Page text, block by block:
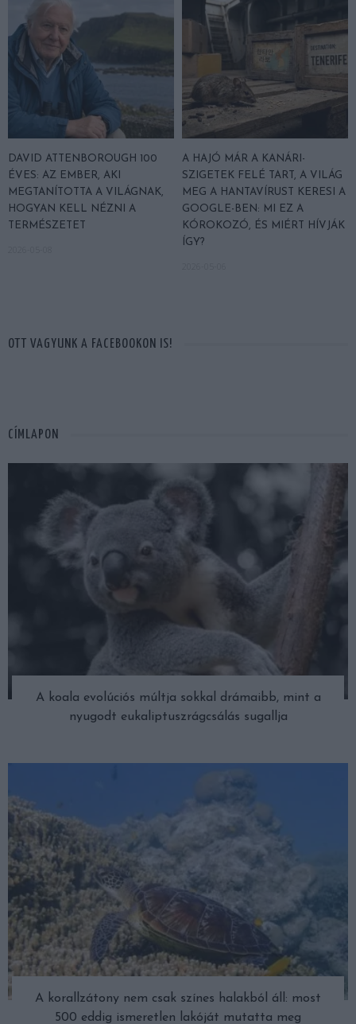
DAVID ATTENBOROUGH 100
ÉVES: AZ EMBER, AKI
MEGTANÍTOTTA A VILÁGNAK,
HOGYAN KELL NÉZNI A
TERMÉSZETET
A HAJÓ MÁR A KANÁRI-
SZIGETEK FELÉ TART, A VILÁG
MEG A HANTAVÍRUST KERESI A
GOOGLE-BEN: MI EZ A
KÓROKOZÓ, ÉS MIÉRT HÍVJÁK
ÍGY?
OTT VAGYUNK A FACEBOOKON IS!
CÍMLAPON
A koala evolúciós múltja sokkal drámaibb, mint a
nyugodt eukaliptuszrágcsálás sugallja
A korallzátony nem csak színes halakból áll: most
500 eddig ismeretlen lakóját mutatta meg